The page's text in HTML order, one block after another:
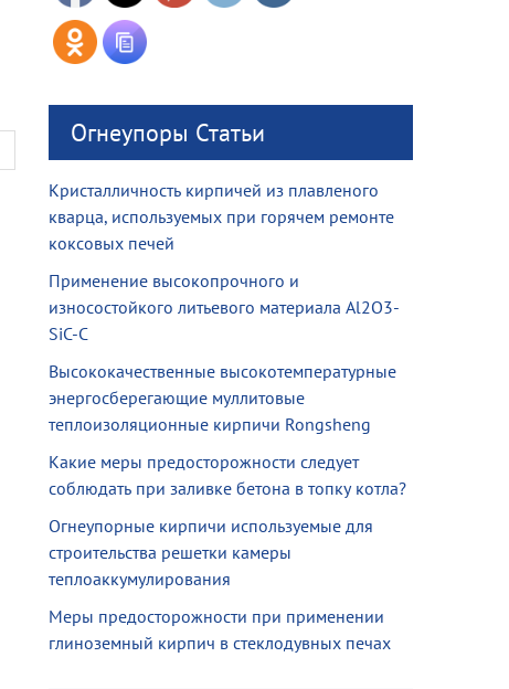
Огнеупоры Статьи
Кристалличность кирпичей из плавленого
кварца, используемых при горячем ремонте
коксовых печей
Применение высокопрочного и
износостойкого литьевого материала Al2O3-
SiC-C
Высококачественные высокотемпературные
энергосберегающие муллитовые
теплоизоляционные кирпичи Rongsheng
Какие меры предосторожности следует
соблюдать при заливке бетона в топку котла?
Огнеупорные кирпичи используемые для
строительства решетки камеры
теплоаккумулирования
Меры предосторожности при применении
глиноземный кирпич в стеклодувных печах